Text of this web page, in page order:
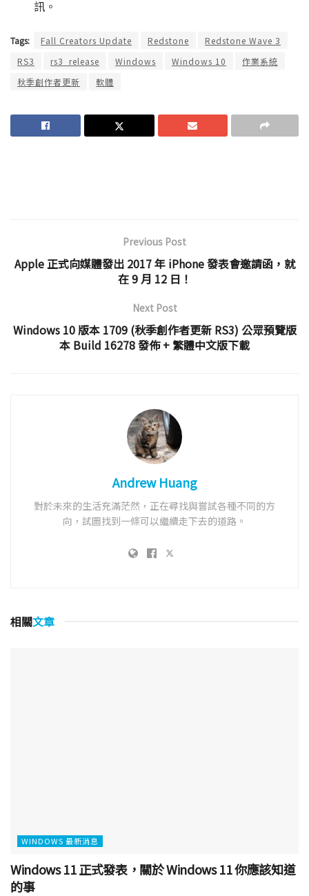
訊。
Tags: Fall Creators Update Redstone
Redstone Wave 3
RS3
rs3_release Windows Windows 10
作業系統
秋季創作者更新
軟體
Previous Post
Apple 正式向媒體發出 2017 年 iPhone 發表會邀請函，就
在 9 月 12 日！
Next Post
Windows 10 版本 1709 (秋季創作者更新 RS3) 公眾預覽版
本 Build 16278 發佈 + 繁體中文版下載
Andrew Huang
對於未來的生活充滿茫然，正在尋找與嘗試各種不同的方
向，試圖找到一條可以繼續走下去的道路。
相關文章
WINDOWS 最新消息
Windows 11 正式發表，關於 Windows 11 你應該知道
的事